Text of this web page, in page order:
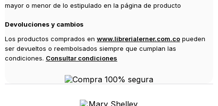
mayor o menor de lo estipulado en la página de producto
Devoluciones y cambios
Los productos comprados en www.librerialerner.com.co pueden
ser devueltos o reembolsados siempre que cumplan las
condiciones. Consultar condiciones